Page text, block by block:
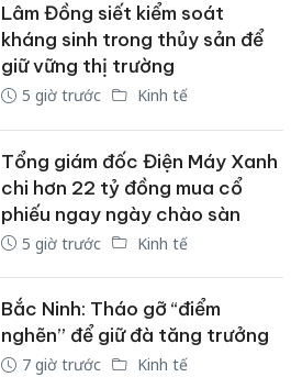
Lâm Đồng siết kiểm soát
kháng sinh trong thủy sản để
giữ vững thị trường
5 giờ trước Kinh tế
Tổng giám đốc Điện Máy Xanh
chi hơn 22 tỷ đồng mua cổ
phiếu ngay ngày chào sàn
5 giờ trước Kinh tế
Bắc Ninh: Tháo gỡ “điểm
nghẽn” để giữ đà tăng trưởng
7 giờ trước Kinh tế